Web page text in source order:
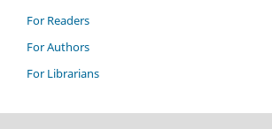
For Readers
For Authors
For Librarians